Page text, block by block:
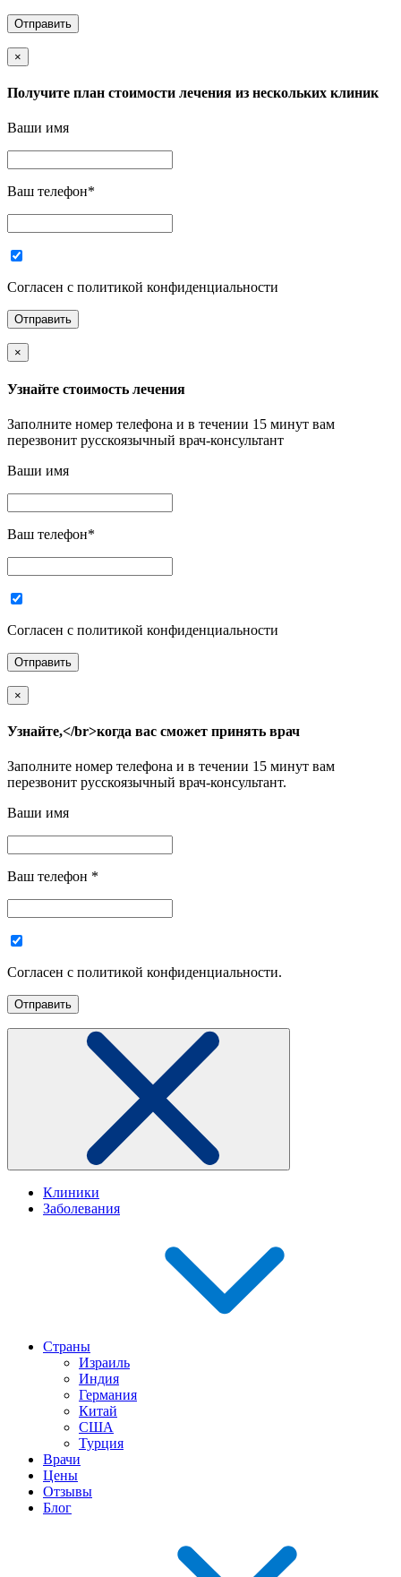
×
Получите план стоимости лечения из нескольких клиник
Ваши имя
Ваш телефон*
Согласен с политикой конфиденциальности
×
Узнайте стоимость лечения
Заполните номер телефона и в течении 15 минут вам
перезвонит русскоязычный врач-консультант
Ваши имя
Ваш телефон*
Согласен с политикой конфиденциальности
×
Узнайте,</br>когда вас сможет принять врач
Заполните номер телефона и в течении 15 минут вам
перезвонит русскоязычный врач-консультант.
Ваши имя
Ваш телефон *
Согласен с политикой конфиденциальности.
Клиники
Заболевания
Страны
Израиль
Индия
Германия
Китай
США
Турция
Врачи
Цены
Отзывы
Блог